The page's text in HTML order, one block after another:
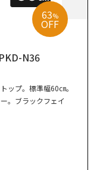
63%
OFF
N36
ップ。標準幅60㎝。
。ブラックフェイ